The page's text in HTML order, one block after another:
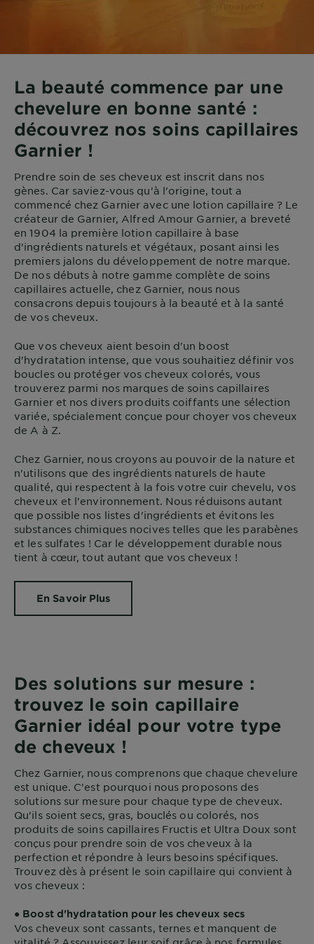
La beauté commence par une
chevelure en bonne santé :
découvrez nos soins capillaires
Garnier !
Prendre soin de ses cheveux est inscrit dans nos
gènes. Car saviez-vous qu'à l'origine, tout a
commencé chez Garnier avec une lotion capillaire ? Le
créateur de Garnier, Alfred Amour Garnier, a breveté
en 1904 la première lotion capillaire à base
d'ingrédients naturels et végétaux, posant ainsi les
premiers jalons du développement de notre marque.
De nos débuts à notre gamme complète de soins
capillaires actuelle, chez Garnier, nous nous
consacrons depuis toujours à la beauté et à la santé
de vos cheveux.
Que vos cheveux aient besoin d'un boost
d'hydratation intense, que vous souhaitiez définir vos
boucles ou protéger vos cheveux colorés, vous
trouverez parmi nos marques de soins capillaires
Garnier et nos divers produits coiffants une sélection
variée, spécialement conçue pour choyer vos cheveux
de A à Z.
Chez Garnier, nous croyons au pouvoir de la nature et
n'utilisons que des ingrédients naturels de haute
qualité, qui respectent à la fois votre cuir chevelu, vos
cheveux et l'environnement. Nous réduisons autant
que possible nos listes d'ingrédients et évitons les
substances chimiques nocives telles que les parabènes
et les sulfates ! Car le développement durable nous
tient à cœur, tout autant que vos cheveux !
En Savoir Plus
Des solutions sur mesure :
trouvez le soin capillaire
Garnier idéal pour votre type
de cheveux !
Chez Garnier, nous comprenons que chaque chevelure
est unique. C'est pourquoi nous proposons des
solutions sur mesure pour chaque type de cheveux.
Qu'ils soient secs, gras, bouclés ou colorés, nos
produits de soins capillaires Fructis et Ultra Doux sont
conçus pour prendre soin de vos cheveux à la
perfection et répondre à leurs besoins spécifiques.
Trouvez dès à présent le soin capillaire qui convient à
vos cheveux :
● Boost d'hydratation pour les cheveux secs
Vos cheveux sont cassants, ternes et manquent de